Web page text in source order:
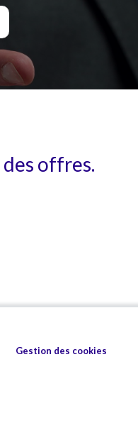
offres.
Gestion des cookies